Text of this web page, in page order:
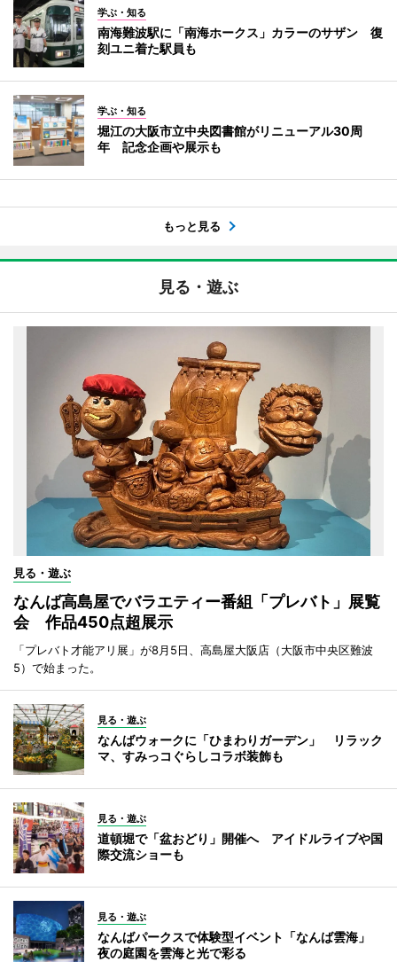
学ぶ・知る
南海難波駅に「南海ホークス」カラーのサザン 復
刻ユニ着た駅員も
学ぶ・知る
堀江の大阪市立中央図書館がリニューアル30周
年 記念企画や展示も
もっと見る
見る・遊ぶ
見る・遊ぶ
なんば高島屋でバラエティー番組「プレバト」展覧
会 作品450点超展示
「プレバト才能アリ展」が8月5日、高島屋大阪店（大阪市中央区難波
5）で始まった。
見る・遊ぶ
なんばウォークに「ひまわりガーデン」 リラック
マ、すみっコぐらしコラボ装飾も
見る・遊ぶ
道頓堀で「盆おどり」開催へ アイドルライブや国
際交流ショーも
見る・遊ぶ
なんばパークスで体験型イベント「なんば雲海」
夜の庭園を雲海と光で彩る